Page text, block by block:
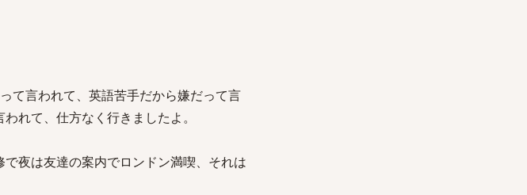
て言われて、英語苦手だから嫌だって言
れて、仕方なく行きましたよ。
夜は友達の案内でロンドン満喫、それは